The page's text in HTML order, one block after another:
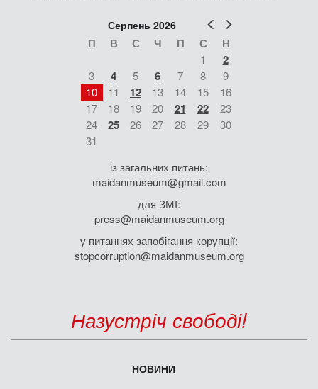
Попер
Серпень 2026
П В С Ч П С Н
1 2
3 4 5 6 7 8
9
10
11 12 13 14 15
16
17
18 19 20 21 22
23
24
25 26 27 28 29
30
31
із загальних питань:
maidanmuseum@gmail.com
для ЗМІ:
press@maidanmuseum.org
у питаннях запобігання корупції:
stopcorruption@maidanmuseum.org
Назустріч свободі!
НОВИНИ